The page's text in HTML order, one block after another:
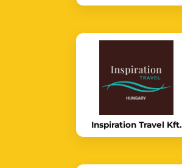
Inspiration Travel Kft.